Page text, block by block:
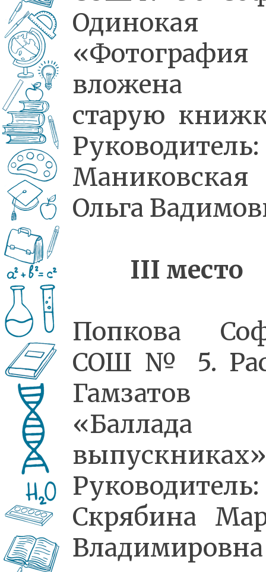
Одинокая
«Фотография
старую
Руководитель:
Маниковская
Ольга
III место
Попкова
СОШ № 5.
Гамзатов
выпускниках»
Руководитель:
Скрябина
Владимировна